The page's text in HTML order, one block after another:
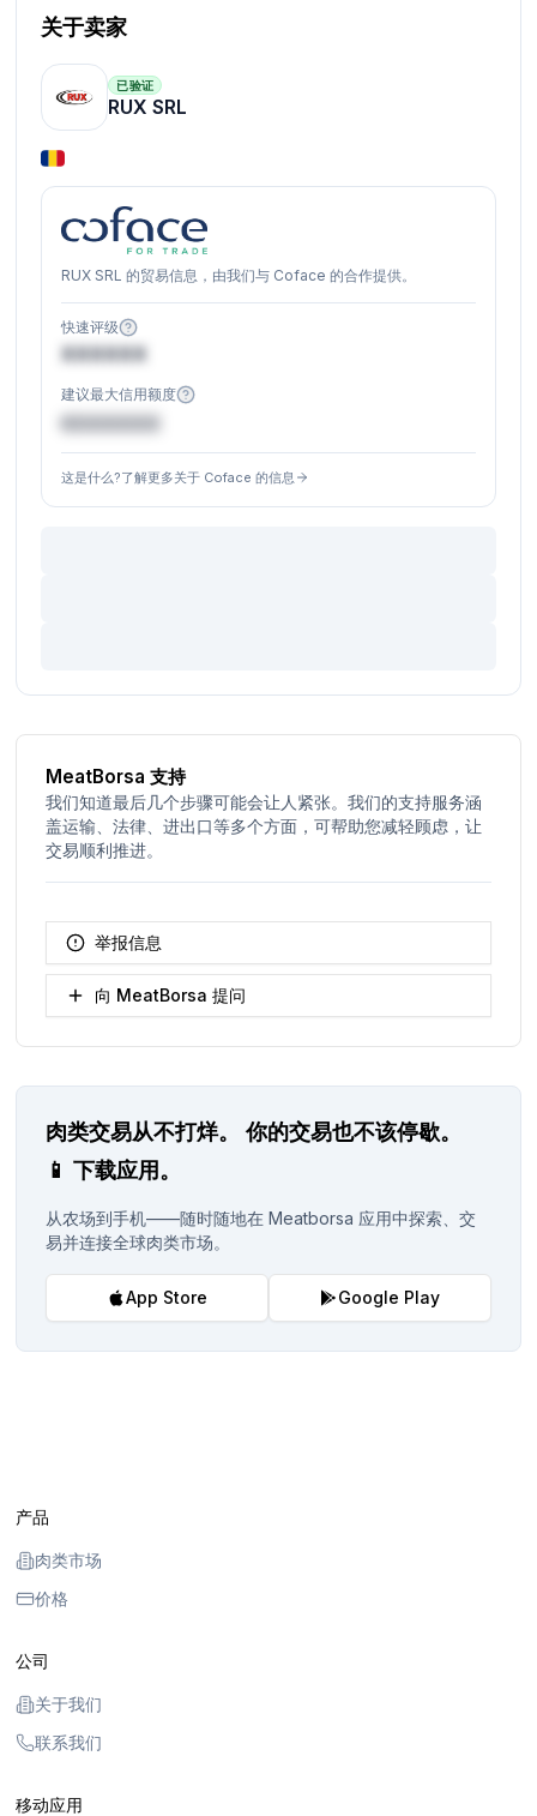
关于卖家
已验证
RUX SRL
RUX SRL 的贸易信息，由我们与 Coface 的合作提供。
快速评级
XXXXXX
建议最大信用额度
€XXXXXX
这是什么?了解更多关于 Coface 的信息
MeatBorsa 支持
我们知道最后几个步骤可能会让人紧张。我们的支持服务涵
盖运输、法律、进出口等多个方面，可帮助您减轻顾虑，让
交易顺利推进。
举报信息
向 MeatBorsa 提问
肉类交易从不打烊。
你的交易也不该停歇。
📱下载应用。
从农场到手机——随时随地在 Meatborsa 应用中探索、交
易并连接全球肉类市场。
App Store Google Play
产品
肉类市场
价格
公司
关于我们
联系我们
移动应用